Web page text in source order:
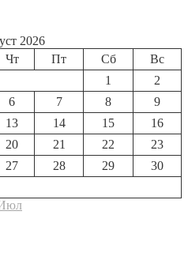
2026
Чт Пт Сб
Вс
1
2
6 7 8
9
13 14 15
16
20 21 22
23
27 28 29
30